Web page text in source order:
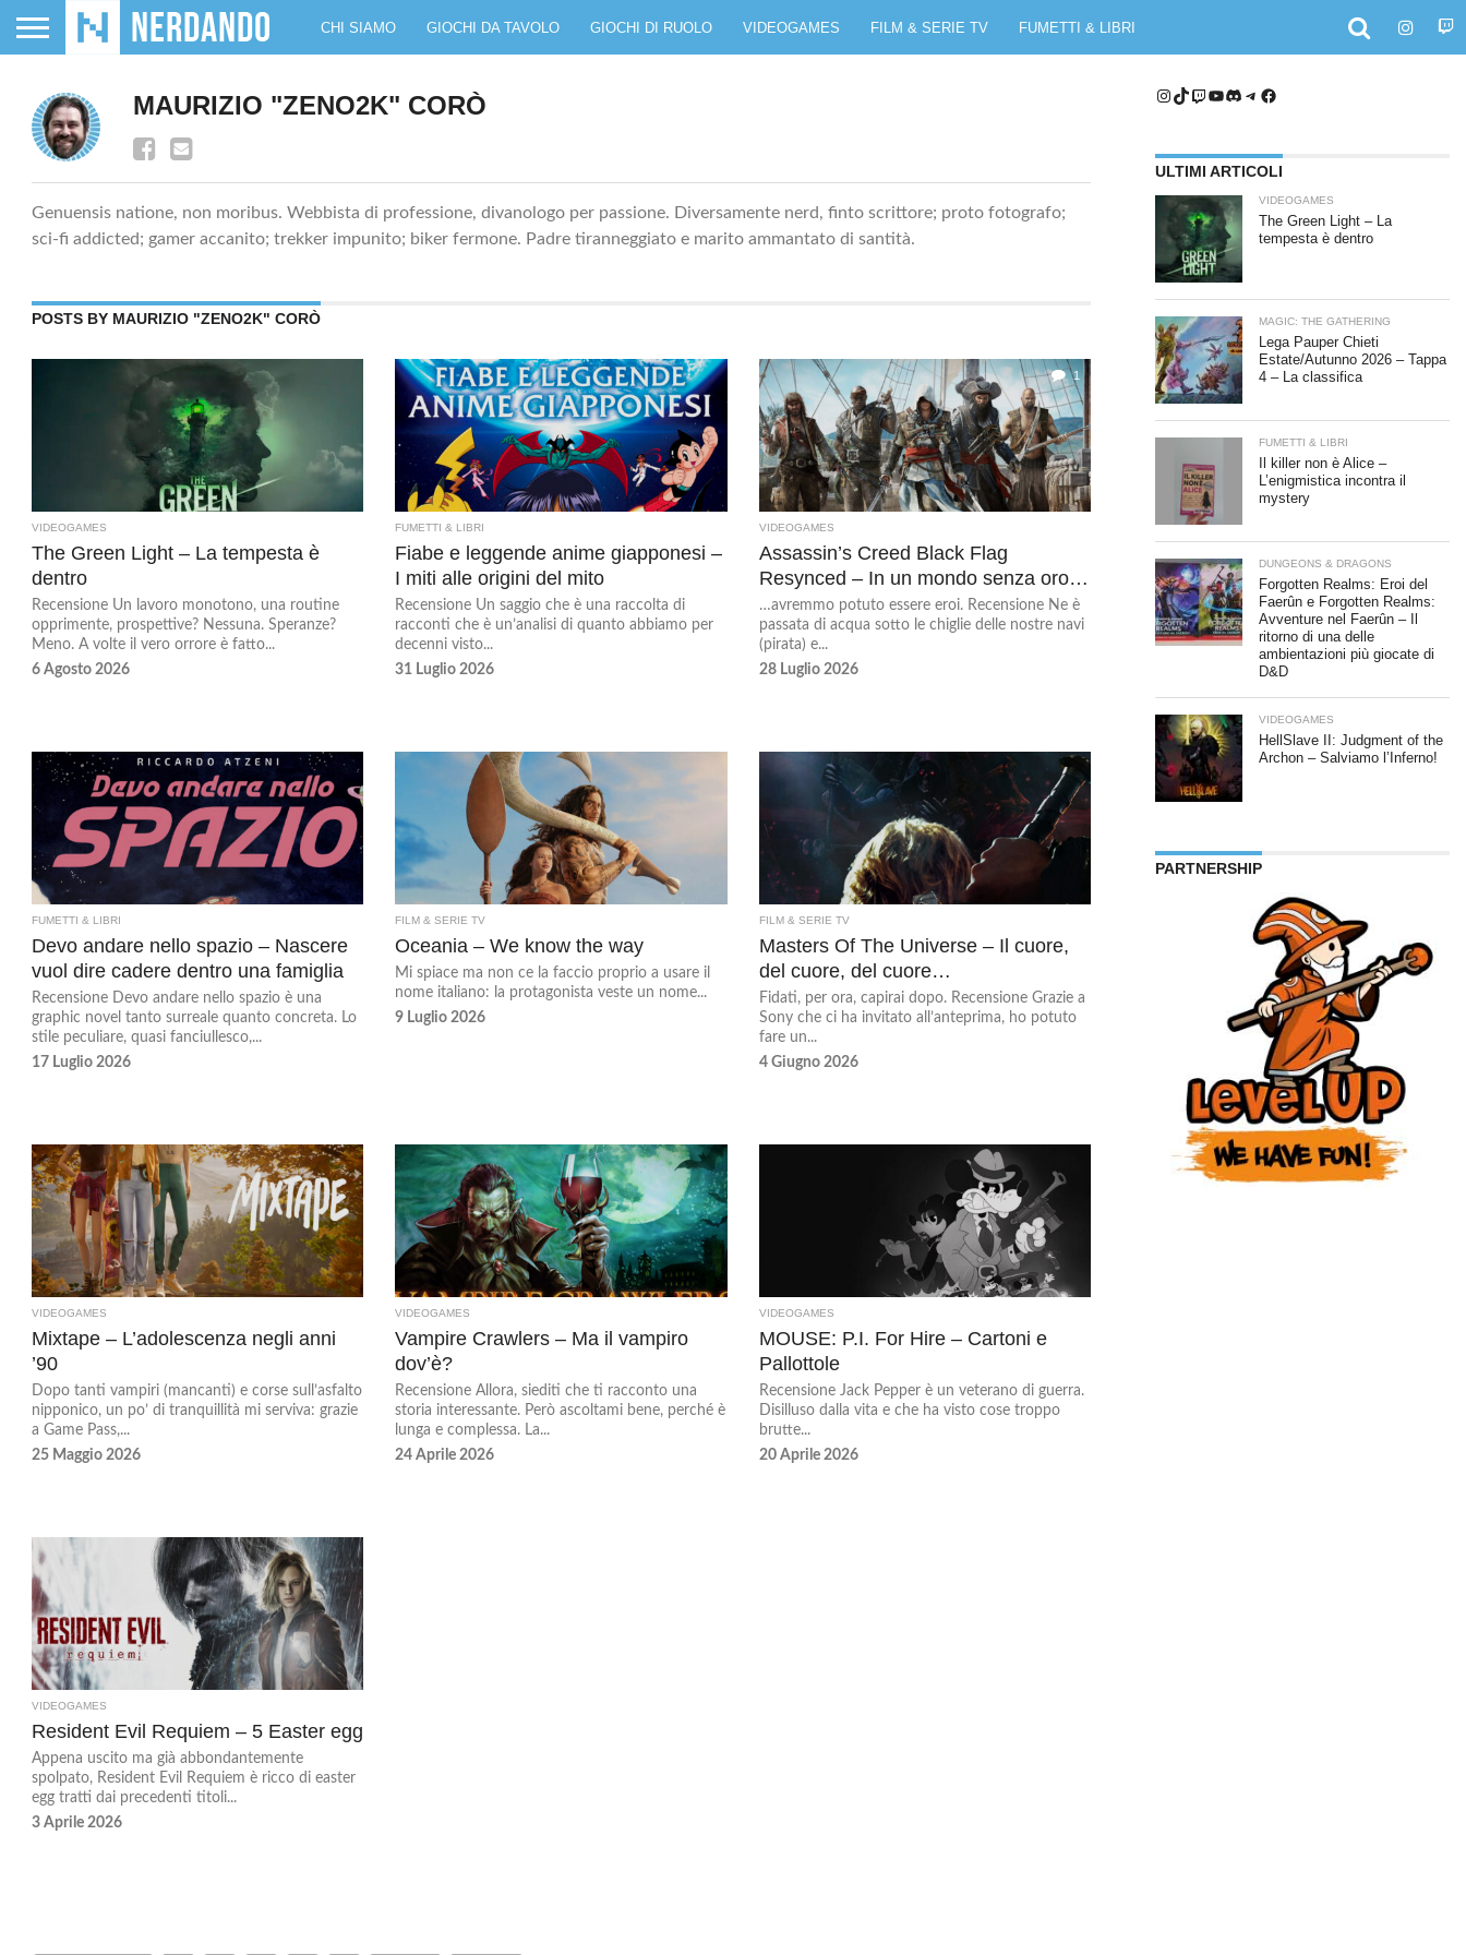
CHI SIAMO GIOCHI DA TAVOLO GIOCHI DI RUOLO VIDEOGAMES FILM & SERIE TV FUMETTI & LIBRI
MAURIZIO "ZENO2K" CORÒ
Genuensis natione, non moribus. Webbista di professione, divanologo per passione. Diversamente nerd, finto scrittore; proto fotografo;
sci-fi addicted; gamer accanito; trekker impunito; biker fermone. Padre tiranneggiato e marito ammantato di santità.
POSTS BY MAURIZIO "ZENO2K" CORÒ
VIDEOGAMES
The Green Light – La tempesta è
dentro
Recensione Un lavoro monotono, una routine
opprimente, prospettive? Nessuna. Speranze?
Meno. A volte il vero orrore è fatto...
6 Agosto 2026
FUMETTI & LIBRI
Fiabe e leggende anime giapponesi –
I miti alle origini del mito
Recensione Un saggio che è una raccolta di
racconti che è un’analisi di quanto abbiamo per
decenni visto...
31 Luglio 2026
1
VIDEOGAMES
Assassin’s Creed Black Flag
Resynced – In un mondo senza oro…
…avremmo potuto essere eroi. Recensione Ne è
passata di acqua sotto le chiglie delle nostre navi
(pirata) e...
28 Luglio 2026
FUMETTI & LIBRI
Devo andare nello spazio – Nascere
vuol dire cadere dentro una famiglia
Recensione Devo andare nello spazio è una
graphic novel tanto surreale quanto concreta. Lo
stile peculiare, quasi fanciullesco,...
17 Luglio 2026
FILM & SERIE TV
Oceania – We know the way
Mi spiace ma non ce la faccio proprio a usare il
nome italiano: la protagonista veste un nome...
9 Luglio 2026
FILM & SERIE TV
Masters Of The Universe – Il cuore,
del cuore, del cuore…
Fidati, per ora, capirai dopo. Recensione Grazie a
Sony che ci ha invitato all’anteprima, ho potuto
fare un...
4 Giugno 2026
VIDEOGAMES
Mixtape – L’adolescenza negli anni
’90
Dopo tanti vampiri (mancanti) e corse sull’asfalto
nipponico, un po’ di tranquillità mi serviva: grazie
a Game Pass,...
25 Maggio 2026
VIDEOGAMES
Vampire Crawlers – Ma il vampiro
dov’è?
Recensione Allora, siediti che ti racconto una
storia interessante. Però ascoltami bene, perché è
lunga e complessa. La...
24 Aprile 2026
VIDEOGAMES
MOUSE: P.I. For Hire – Cartoni e
Pallottole
Recensione Jack Pepper è un veterano di guerra.
Disilluso dalla vita e che ha visto cose troppo
brutte...
20 Aprile 2026
VIDEOGAMES
Resident Evil Requiem – 5 Easter egg
Appena uscito ma già abbondantemente
spolpato, Resident Evil Requiem è ricco di easter
egg tratti dai precedenti titoli...
3 Aprile 2026
Instagram
TikTok
Twitch
YouTube
Discord
Telegram
Facebook
ULTIMI ARTICOLI
VIDEOGAMES
The Green Light – La
tempesta è dentro
MAGIC: THE GATHERING
Lega Pauper Chieti
Estate/Autunno 2026 – Tappa
4 – La classifica
FUMETTI & LIBRI
Il killer non è Alice –
L’enigmistica incontra il
mystery
DUNGEONS & DRAGONS
Forgotten Realms: Eroi del
Faerûn e Forgotten Realms:
Avventure nel Faerûn – Il
ritorno di una delle
ambientazioni più giocate di
D&D
VIDEOGAMES
HellSlave II: Judgment of the
Archon – Salviamo l’Inferno!
PARTNERSHIP